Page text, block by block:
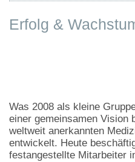
Erfolg &
Was 2008 als kleine
einer gemeinsamen Vision
weltweit anerkannten
entwickelt. Heute
festangestellte Mitarbeiter